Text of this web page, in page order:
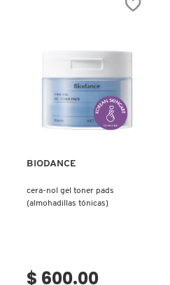
Ver más
BIODANCE
cera-nol gel toner pads
(almohadillas tónicas)
$ 600.00